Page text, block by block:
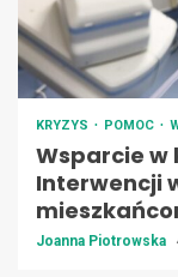
KRYZYS POMOC
Wsparcie w
Interwencji
Joanna Piotrowska